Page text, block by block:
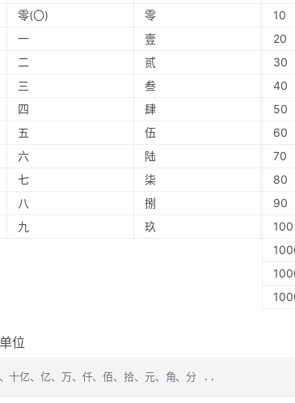
零(〇)
零
一
壹
二
贰
三
叁
四
肆
五
伍
六
陆
七
柒
八
捌
九 玖
10
20
30
40
50
60
70
80
90
100
位
十亿、亿、万、仟、佰、拾、元、角、分 ..